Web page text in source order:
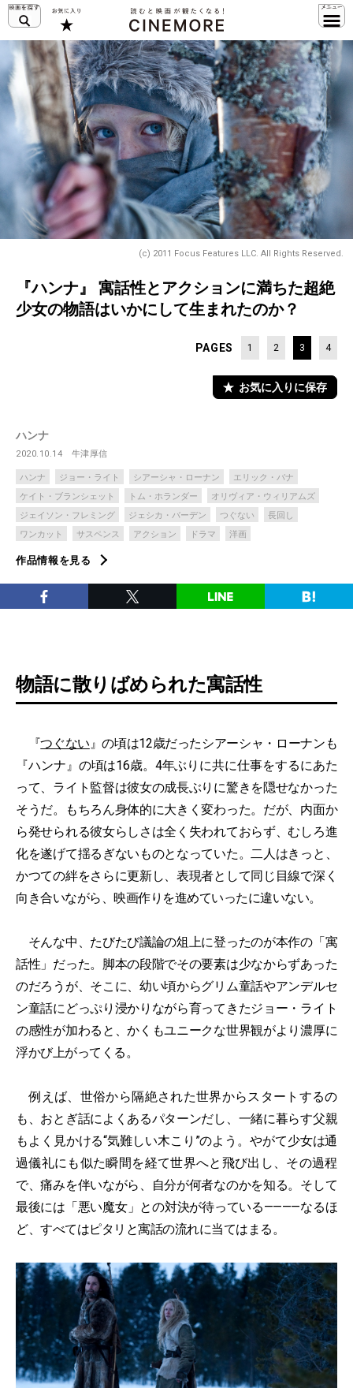
(c) 2011 Focus Features LLC. All Rights Reserved.
『ハンナ』 寓話性とアクションに満ちた超絶
少女の物語はいかにして生まれたのか？
PAGES 1 2 3 4
お気に入りに保存
ハンナ
2020.10.14 牛津厚信
ハンナ ジョー・ライト シアーシャ・ローナン
エリック・バナ
ケイト・ブランシェット
トム・ホランダー
オリヴィア・ウィリアムズ
ジェイソン・フレミング
ジェシカ・バーデン つぐない
長回し
ワンカット
サスペンス アクション ドラマ 洋画
作品情報を見る
物語に散りばめられた寓話性
『つぐない』の頃は12歳だったシアーシャ・ローナンも
『ハンナ』の頃は16歳。4年ぶりに共に仕事をするにあた
って、ライト監督は彼女の成長ぶりに驚きを隠せなかった
そうだ。もちろん身体的に大きく変わった。だが、内面か
ら発せられる彼女らしさは全く失われておらず、むしろ進
化を遂げて揺るぎないものとなっていた。二人はきっと、
かつての絆をさらに更新し、表現者として同じ目線で深く
向き合いながら、映画作りを進めていったに違いない。
そんな中、たびたび議論の俎上に登ったのが本作の「寓
話性」だった。脚本の段階でその要素は少なからずあった
のだろうが、そこに、幼い頃からグリム童話やアンデルセ
ン童話にどっぷり浸かりながら育ってきたジョー・ライト
の感性が加わると、かくもユニークな世界観がより濃厚に
浮かび上がってくる。
例えば、世俗から隔絶された世界からスタートするの
も、おとぎ話によくあるパターンだし、一緒に暮らす父親
もよく見かける“気難しい木こり”のよう。やがて少女は通
過儀礼にも似た瞬間を経て世界へと飛び出し、その過程
で、痛みを伴いながら、自分が何者なのかを知る。そして
最後には「悪い魔女」との対決が待っている————なるほ
ど、すべてはピタリと寓話の流れに当てはまる。